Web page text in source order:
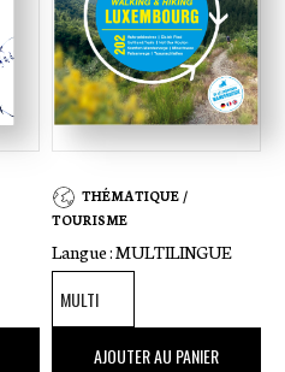
THÉMATIQUE /
TOURISME
Langue :MULTILINGUE
,00 €
AJOUTER AU PANIER